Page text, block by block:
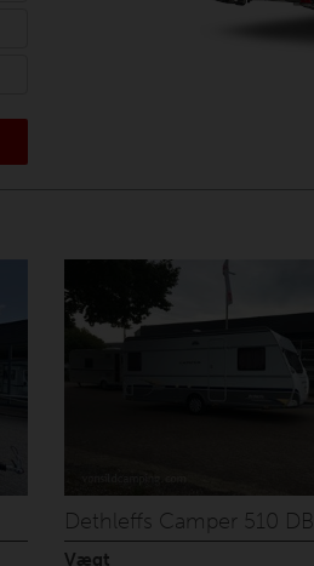
Dethleffs Camper 510 DB
Vægt